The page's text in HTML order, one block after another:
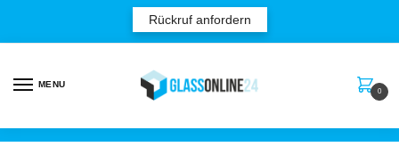
Rückruf anfordern
MENU
0